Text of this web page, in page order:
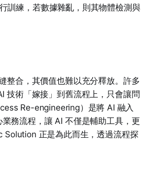
訓練，若數據雜亂，則其物體檢測與
整合，其價值也難以充分釋放。許多
技術「嫁接」到舊流程上，只會讓問
Re-engineering）是將 AI 融入
務流程，讓 AI 不僅是輔助工具，更
Solution 正是為此而生，透過流程探